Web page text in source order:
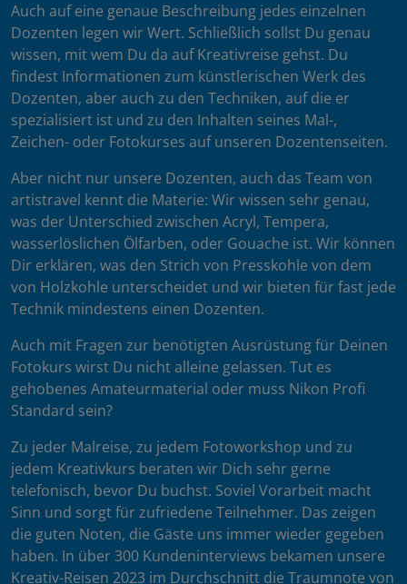
Auch auf eine genaue Beschreibung jedes einzelnen
Dozenten legen wir Wert. Schließlich sollst Du genau
wissen, mit wem Du da auf Kreativreise gehst. Du
findest Informationen zum künstlerischen Werk des
Dozenten, aber auch zu den Techniken, auf die er
spezialisiert ist und zu den Inhalten seines Mal-,
Zeichen- oder Fotokurses auf unseren Dozentenseiten.
Aber nicht nur unsere Dozenten, auch das Team von
artistravel kennt die Materie: Wir wissen sehr genau,
was der Unterschied zwischen Acryl, Tempera,
wasserlöslichen Ölfarben, oder Gouache ist. Wir können
Dir erklären, was den Strich von Presskohle von dem
von Holzkohle unterscheidet und wir bieten für fast jede
Technik mindestens einen Dozenten.
Auch mit Fragen zur benötigten Ausrüstung für Deinen
Fotokurs wirst Du nicht alleine gelassen. Tut es
gehobenes Amateurmaterial oder muss Nikon Profi
Standard sein?
Zu jeder Malreise, zu jedem Fotoworkshop und zu
jedem Kreativkurs beraten wir Dich sehr gerne
telefonisch, bevor Du buchst. Soviel Vorarbeit macht
Sinn und sorgt für zufriedene Teilnehmer. Das zeigen
die guten Noten, die Gäste uns immer wieder gegeben
haben. In über 300 Kundeninterviews bekamen unsere
Kreativ-Reisen 2023 im Durchschnitt die Traumnote von